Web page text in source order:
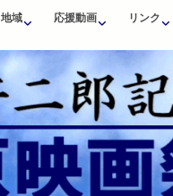
地域 応援動画 リンク